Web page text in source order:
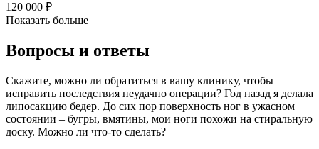
120 000 ₽
Показать больше
Вопросы и ответы
Скажите, можно ли обратиться в вашу клинику, чтобы
исправить последствия неудачно операции? Год назад я делала
липосакцию бедер. До сих пор поверхность ног в ужасном
состоянии – бугры, вмятины, мои ноги похожи на стиральную
доску. Можно ли что-то сделать?